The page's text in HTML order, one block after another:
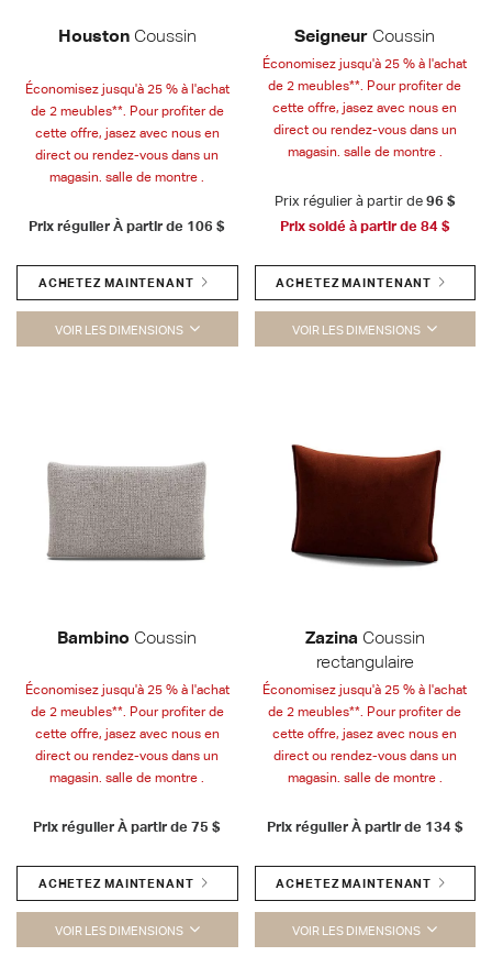
HoustonCoussin
Économisez jusqu'à 25 % à l'achat
de 2 meubles**. Pour profiter de
cette offre, jasez avec nous en
direct ou rendez-vous dans un
magasin. salle de montre .
Prix régulier À partir de 106 $
ACHETEZ MAINTENANT
VOIR LES DIMENSIONS
Seigneur Coussin
Économisez jusqu'à 25 % à l'achat
de 2 meubles**. Pour profiter de
cette offre, jasez avec nous en
direct ou rendez-vous dans un
magasin. salle de montre .
Prix régulier à partir de 96 $
Prix soldé à partir de 84 $
ACHETEZ MAINTENANT
VOIR LES DIMENSIONS
Bambino Coussin
Économisez jusqu'à 25 % à l'achat
de 2 meubles**. Pour profiter de
cette offre, jasez avec nous en
direct ou rendez-vous dans un
magasin. salle de montre .
Prix régulier À partir de75 $
ACHETEZ MAINTENANT
VOIR LES DIMENSIONS
Zazina Coussin
rectangulaire
Économisez jusqu'à 25 % à l'achat
de 2 meubles**. Pour profiter de
cette offre, jasez avec nous en
direct ou rendez-vous dans un
magasin. salle de montre .
Prix régulier À partir de 134 $
ACHETEZ MAINTENANT
VOIR LES DIMENSIONS